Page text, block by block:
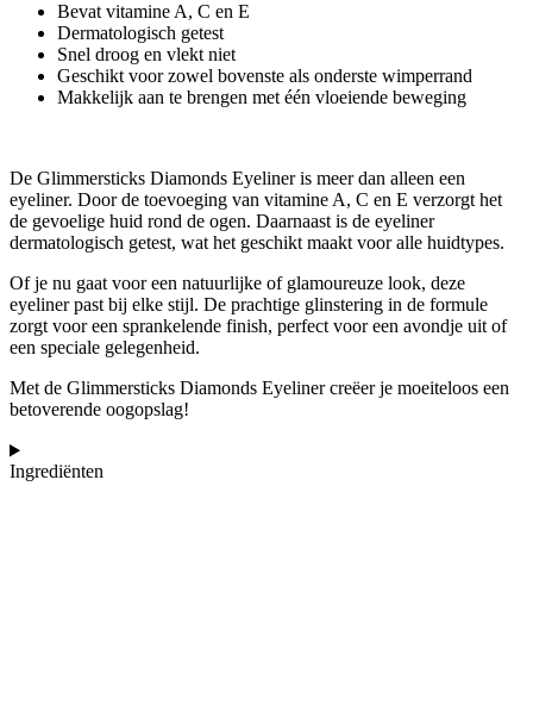
Bevat vitamine A, C en E
Dermatologisch getest
Snel droog en vlekt niet
Geschikt voor zowel bovenste als onderste wimperrand
Makkelijk aan te brengen met één vloeiende beweging
De Glimmersticks Diamonds Eyeliner is meer dan alleen een
eyeliner. Door de toevoeging van vitamine A, C en E verzorgt het
de gevoelige huid rond de ogen. Daarnaast is de eyeliner
dermatologisch getest, wat het geschikt maakt voor alle huidtypes.
Of je nu gaat voor een natuurlijke of glamoureuze look, deze
eyeliner past bij elke stijl. De prachtige glinstering in de formule
zorgt voor een sprankelende finish, perfect voor een avondje uit of
een speciale gelegenheid.
Met de Glimmersticks Diamonds Eyeliner creëer je moeiteloos een
betoverende oogopslag!
Ingrediënten